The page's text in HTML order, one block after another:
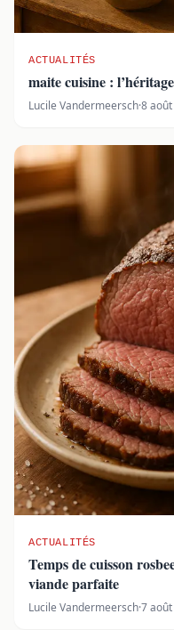
ACTUALITÉS
maite cuisine :
Lucile Vandermeersch·8
ACTUALITÉS
Temps de cuisson
viande parfaite
Lucile Vandermeersch·7